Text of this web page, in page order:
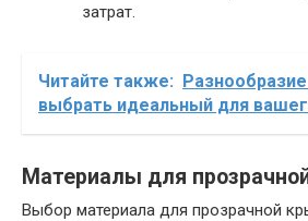
затрат.
Читайте также:
выбрать идеальный для
Материалы для
Выбор материала для прозрачной